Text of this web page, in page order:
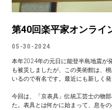
第40回楽平家オンライ
05-30-2024
本年2024年の元日に能登半島地震が
も被災しましたが、この美術館は、
いるので有名です。最近にも新しく
今回は、「京表具」伝統工芸士の物
た。表具とは何かに始まって、息を